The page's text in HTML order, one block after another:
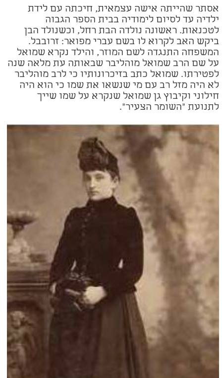
אסתר שהייתה אישה עצמאית, חיכתה עם לידת
ילדיה עד לסיום לימודיה בבית הספר הגבוה
לטכנאות. ראשונה נולדה הבת רחל, וכשנולד הבן
ביקש האב לקרוא לו בשם עברי מפואר: זרובבל.
המשפחה התנגדה לשם המוזר, והילד נקרא שמואל
על שם הרב שמואל מוהליבר שבאותה עת מלאה שנה
לפטירתו. שמואל כתב בזיכרונותיו כי לרב מוהליבר
לא היה מזל רב עם מי שנשאו את שמו כי הוא היה
חילוני וקיבוץ גן שמואל שנקרא על שמו שייך
לתנועת "השומר הצעיר".